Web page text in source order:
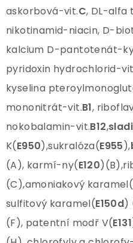
askorbová-vit.C, DL-
nikotinamid-niacin, D-
kalcium D-pantotenát-
pyridoxin hydrochlorid-
kyselina
mononitrát-vit.B1,
nokobalamin-vit.B12,
K(E950),sukralóza(E955),
(A), karmí-ny(E120
(C),amoniakový karamel(
sulfitový karamel(E150d)
(F), patentní modř V(E131